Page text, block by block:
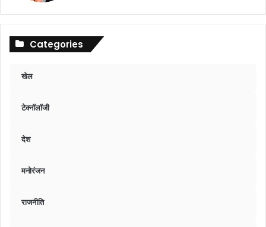
Categories
खेल
टेक्नॉलॉजी
देश
मनोरंजन
राजनीति